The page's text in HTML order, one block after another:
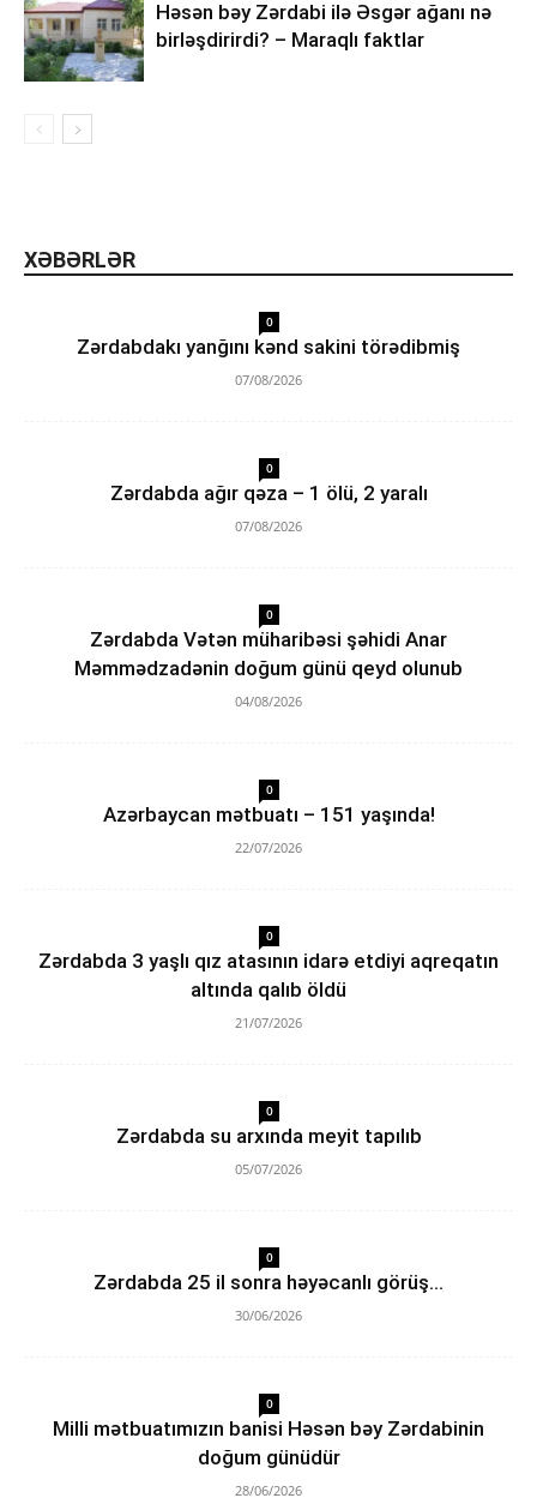
Həsən bəy Zərdabi ilə Əsgər ağanı nə
birləşdirirdi? – Maraqlı faktlar
XƏBƏRLƏR
0
Zərdabdakı yanğını kənd sakini törədibmiş
07/08/2026
0
Zərdabda ağır qəza – 1 ölü, 2 yaralı
07/08/2026
0
Zərdabda Vətən müharibəsi şəhidi Anar
Məmmədzadənin doğum günü qeyd olunub
04/08/2026
0
Azərbaycan mətbuatı – 151 yaşında!
22/07/2026
0
Zərdabda 3 yaşlı qız atasının idarə etdiyi aqreqatın
altında qalıb öldü
21/07/2026
0
Zərdabda su arxında meyit tapılıb
05/07/2026
0
Zərdabda 25 il sonra həyəcanlı görüş…
30/06/2026
0
Milli mətbuatımızın banisi Həsən bəy Zərdabinin
doğum günüdür
28/06/2026